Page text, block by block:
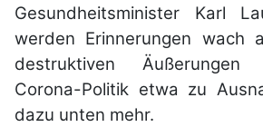
Gesundheitsminister Karl
werden Erinnerungen wach
destruktiven
Corona-Politik etwa zu
dazu unten mehr.